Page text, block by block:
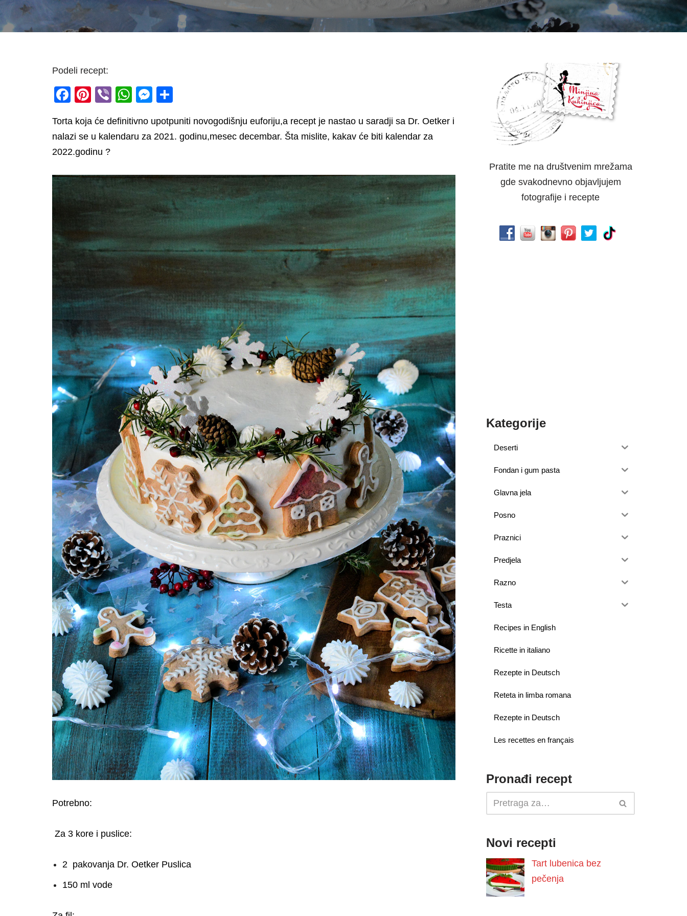
Podeli recept:
F
c
e
b
o
Pi
er
e
st
Vi
er
W
at
s
p
p
M
ss
e
g
er
ar
e
Torta koja će definitivno upotpuniti novogodišnju euforiju,a recept je nastao u saradji sa Dr. Oetker i
nalazi se u kalendaru za 2021. godinu,mesec decembar. Šta mislite, kakav će biti kalendar za
2022.godinu ?
Potrebno:
Za 3 kore i puslice:
2 pakovanja Dr. Oetker Puslica
150 ml vode
Pratite me na društvenim mrežama
gde svakodnevno objavljujem
fotografije i recepte
Kategorije
Deserti
Fondan i gum pasta
Glavna jela
Posno
Praznici
Predjela
Razno
Testa
Recipes in English
Ricette in italiano
Rezepte in Deutsch
Reteta in limba romana
Rezepte in Deutsch
Les recettes en français
Pronađi recept
Novi recepti
Tart lubenica bez
pečenja